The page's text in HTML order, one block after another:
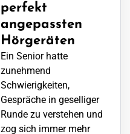
perfekt
angepassten
Hörgeräten
Ein Senior hatte
zunehmend
Schwierigkeiten,
Gespräche in geselliger
Runde zu verstehen und
zog sich immer mehr